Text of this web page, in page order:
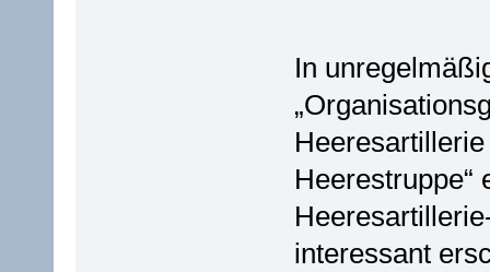
In
Heerestruppe“
interessant